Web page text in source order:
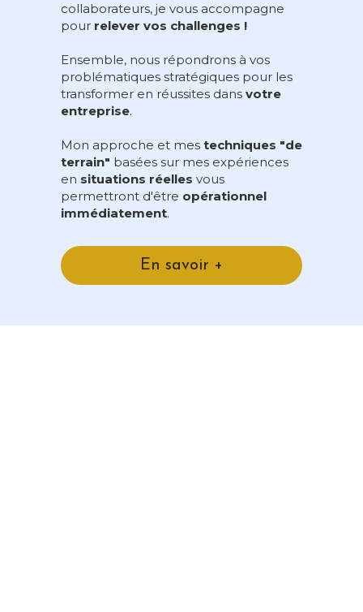
collaborateurs, je vous accompagne
pour relever vos challenges !
Ensemble, nous répondrons à vos
problématiques stratégiques pour les
transformer en réussites dans votre
entreprise.
Mon approche et mes techniques "de
terrain" basées sur mes expériences
en situations réelles vous
permettront d'être opérationnel
immédiatement.
En savoir +